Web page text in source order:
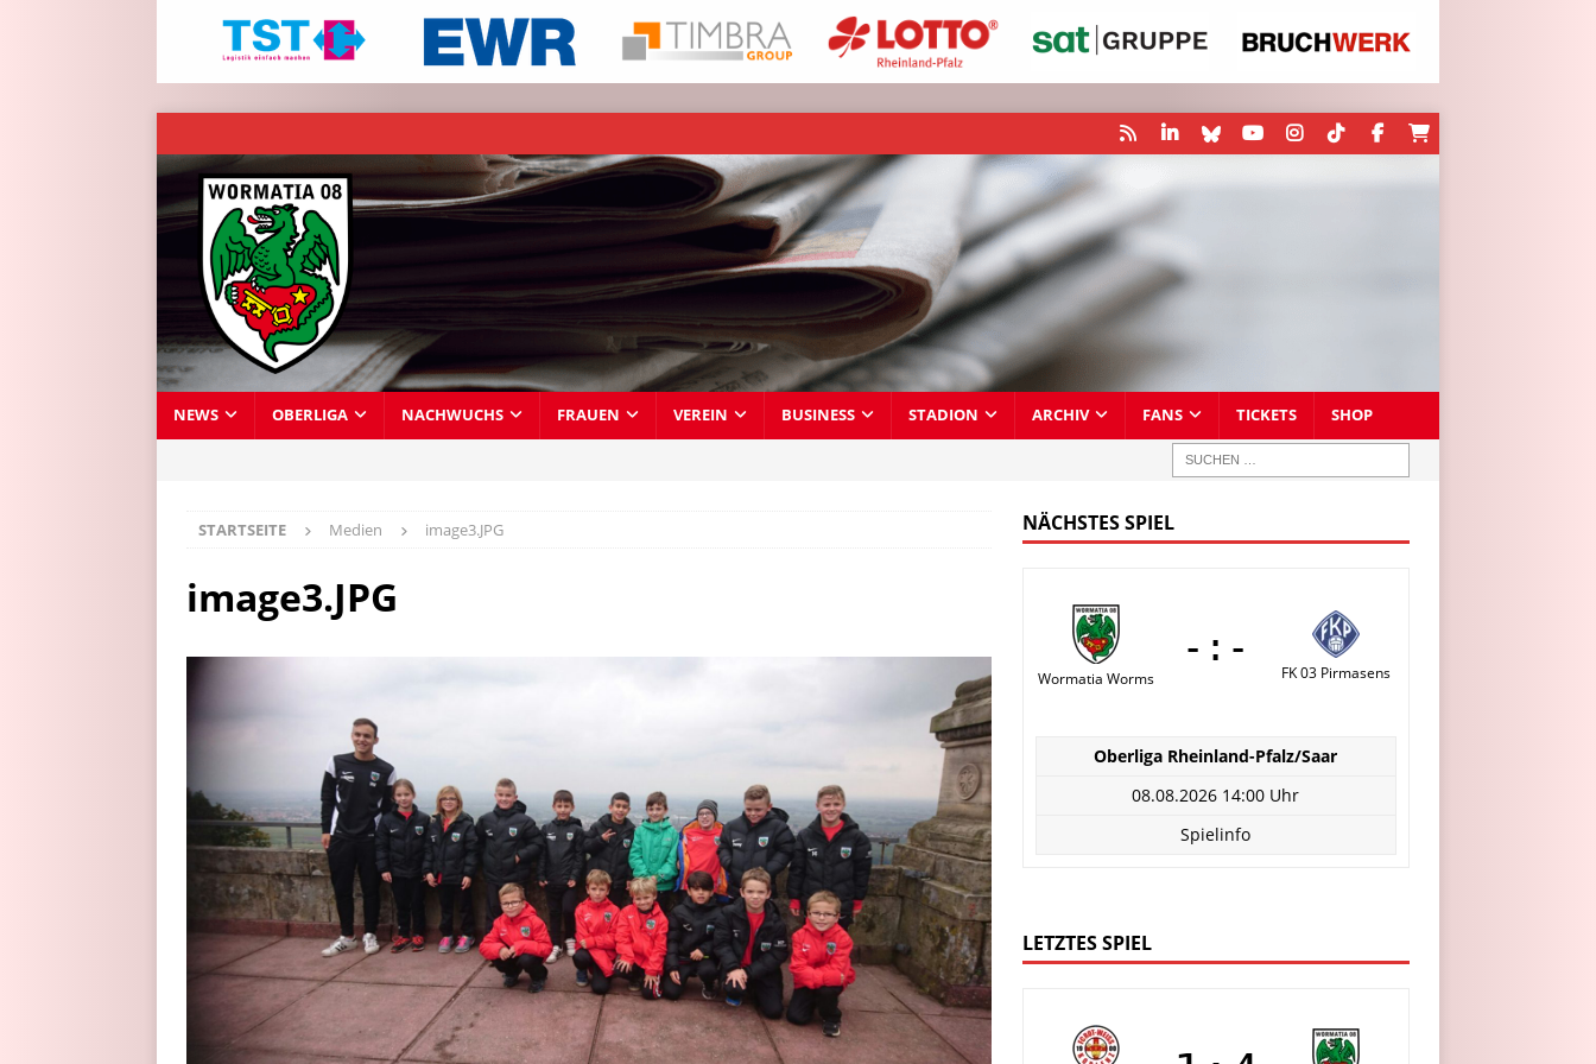
NEWS OBERLIGA NACHWUCHS FRAUEN VEREIN BUSINESS STADION ARCHIV FANS TICKETS SHOP
STARTSEITE Medien image3.JPG
image3.JPG
NÄCHSTES SPIEL
Wormatia Worms
-:-
FK 03 Pirmasens
Oberliga Rheinland-Pfalz/Saar
08.08.2026 14:00 Uhr
Spielinfo
LETZTES SPIEL